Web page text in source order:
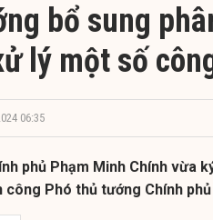
bổ sung
lý một số
06:35
phủ Phạm Minh Chính vừa
công Phó thủ tướng Chính